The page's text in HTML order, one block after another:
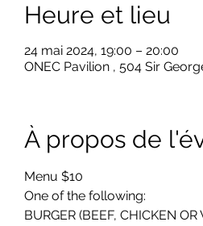
Heure et lieu
24 mai 2024, 19:00 – 20:00
ONEC Pavilion , 504 Sir
À propos de
Menu $10
One of the following:
BURGER (BEEF, CHICKEN OR